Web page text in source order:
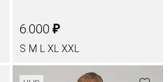
6.000 ₽
S M XL XXL